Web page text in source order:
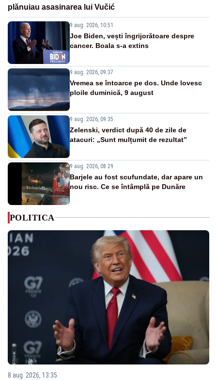
plănuiau asasinarea lui Vučić
9 aug. 2026, 10:51
Joe Biden, vești îngrijorătoare despre
cancer. Boala s-a extins
9 aug. 2026, 09:37
Vremea se întoarce pe dos. Unde lovesc
ploile duminică, 9 august
9 aug. 2026, 09:35
Zelenski, verdict după 40 de zile de
atacuri: „Sunt mulțumit de rezultat”
9 aug. 2026, 08:29
Barjele au fost scufundate, dar apare un
nou risc. Ce se întâmplă pe Dunăre
POLITICA
8 aug. 2026, 13:35